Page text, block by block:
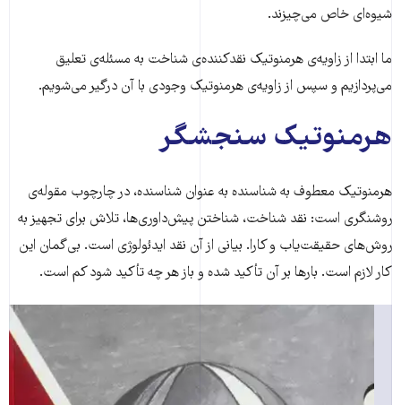
شیوه‌ای خاص می‌چیزند.
ما ابتدا از زاویه‌ی هرمنوتیک نقدکننده‌ی شناخت به مسئله‌ی تعلیق
می‌پردازیم و سپس از زاویه‌ی هرمنوتیک وجودی با آن درگیر می‌شویم.
هرمنوتیک سنجشگر
هرمنوتیک معطوف به شناسنده به عنوان شناسنده، در چارچوب مقوله‌ی
روشنگری است: نقد شناخت، شناختن پیش‌داوری‌ها، تلاش برای تجهیز به
روش‌های حقیقت‌یاب و کارا. بیانی از آن نقد ایدئولوژی است. بی‌گمان این
کار لازم است. بارها بر آن تأکید شده و باز هر چه تأکید شود کم است.